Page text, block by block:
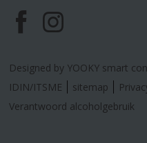
F
a
c
I
n
s
Designed by YOOKY smart
IDIN/ITSME
sitemap
Verantwoord alcoholgebruik